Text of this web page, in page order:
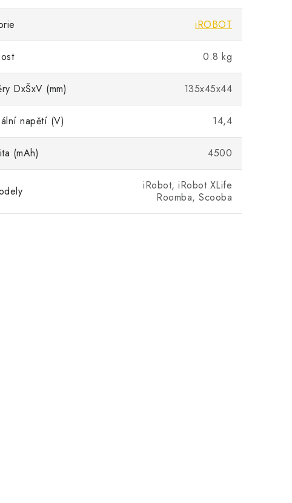
iROBOT
0.8 kg
DxŠxV (mm) 135x45x44
napětí (V) 14,4
(mAh) 4500
iRobot, iRobot XLife
Roomba, Scooba